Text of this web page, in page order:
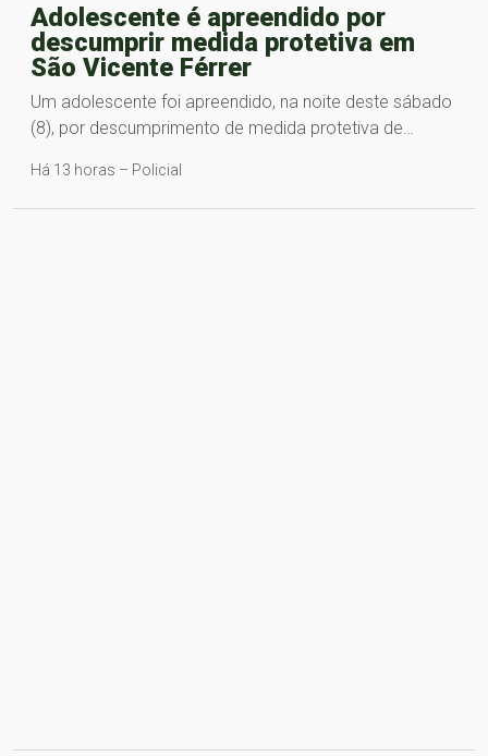
Adolescente é apreendido por
descumprir medida protetiva em
São Vicente Férrer
Um adolescente foi apreendido, na noite deste sábado
(8), por descumprimento de medida protetiva de…
Há 13 horas – Policial